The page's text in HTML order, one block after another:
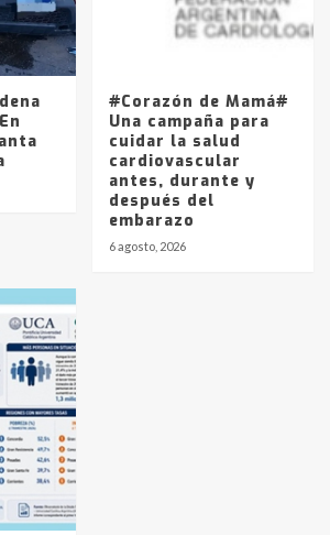
#Corazón de Mamá#
Una campaña para
cuidar la salud
cardiovascular
antes, durante y
después del
embarazo
6 agosto, 2026